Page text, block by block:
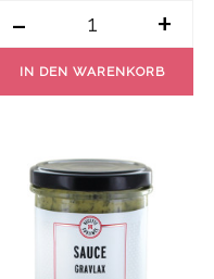
- +
IN DEN WARENKORB